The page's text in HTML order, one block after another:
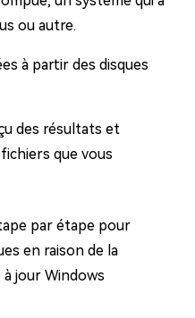
ou autre.
à partir des disques
des résultats et
que vous
par étape pour
en raison de la
jour Windows